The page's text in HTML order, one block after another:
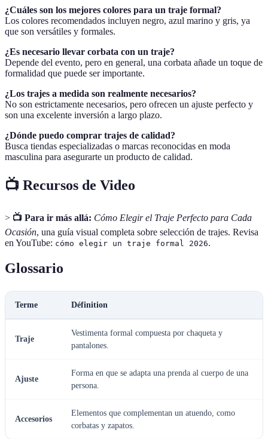
¿Cuáles son los mejores colores para un traje formal?
Los colores recomendados incluyen negro, azul marino y gris, ya
que son versátiles y formales.
¿Es necesario llevar corbata con un traje?
Depende del evento, pero en general, una corbata añade un toque de
formalidad que puede ser importante.
¿Los trajes a medida son realmente necesarios?
No son estrictamente necesarios, pero ofrecen un ajuste perfecto y
son una excelente inversión a largo plazo.
¿Dónde puedo comprar trajes de calidad?
Busca tiendas especializadas o marcas reconocidas en moda
masculina para asegurarte un producto de calidad.
📺 Recursos de Video
> 📺 Para ir más allá: Cómo Elegir el Traje Perfecto para Cada
Ocasión, una guía visual completa sobre selección de trajes. Revisa
en YouTube: cómo elegir un traje formal 2026.
Glossario
Terme Définition
Traje
Vestimenta formal compuesta por chaqueta y
pantalones.
Ajuste
Forma en que se adapta una prenda al cuerpo de una
persona.
Accesorios
Elementos que complementan un atuendo, como
corbatas y zapatos.